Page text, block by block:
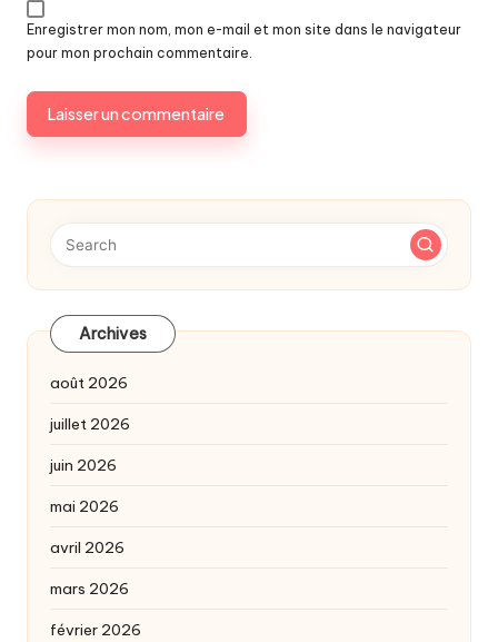
Enregistrer mon nom, mon e-mail et mon site dans le navigateur
pour mon prochain commentaire.
Archives
août 2026
juillet 2026
juin 2026
mai 2026
avril 2026
mars 2026
février 2026